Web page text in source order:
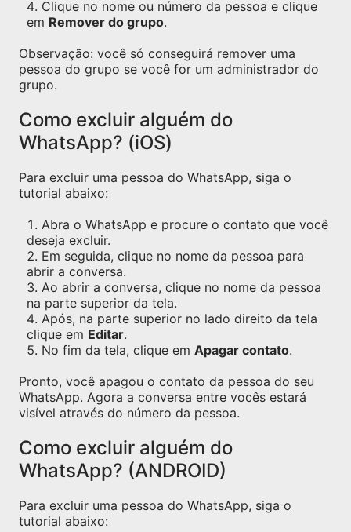
Clique no nome ou número da pessoa e clique
em Remover do grupo.
Observação: você só conseguirá remover uma
pessoa do grupo se você for um administrador do
grupo.
Como excluir alguém do
WhatsApp? (iOS)
Para excluir uma pessoa do WhatsApp, siga o
tutorial abaixo:
Abra o WhatsApp e procure o contato que você
deseja excluir.
Em seguida, clique no nome da pessoa para
abrir a conversa.
Ao abrir a conversa, clique no nome da pessoa
na parte superior da tela.
Após, na parte superior no lado direito da tela
clique em Editar.
No fim da tela, clique em Apagar contato.
Pronto, você apagou o contato da pessoa do seu
WhatsApp. Agora a conversa entre vocês estará
visível através do número da pessoa.
Como excluir alguém do
WhatsApp? (ANDROID)
Para excluir uma pessoa do WhatsApp, siga o
tutorial abaixo: